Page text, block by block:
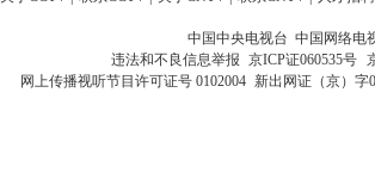
中国中央电视台 中国网络电
违法和不良信息举报 京ICP证060535号
网上传播视听节目许可证号 0102004 新出网证（京）